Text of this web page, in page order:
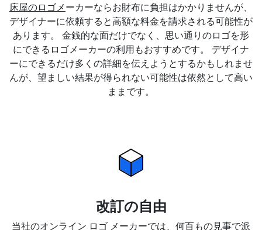
床屋のロゴメ ーカーならお財布に負担はかかりませんが、
デザイナーに依頼すると高額な料金を請求される可能性が
あります。 金銭的な面だけでなく、思い通りのロゴを形
にできるロゴメーカーの利用もおすすめです。 デザイナ
ーにできるだけ多くの詳細を伝えようとするかもしれませ
んが、望ましい結果が得られない可能性は依然として高い
ままです。
改訂の自由
当社のオンライン ロゴ メーカーでは、何百もの見事で派